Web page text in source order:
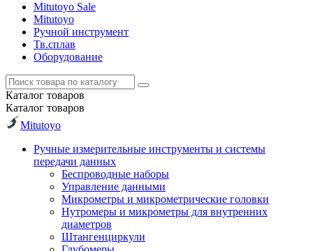
Mitutoyo Sale
Mitutoyo
Ручной инструмент
Тв.сплав
Оборудование
Каталог товаров
Каталог товаров
Mitutoyo
Ручные измерительные инструменты и системы
передачи данных
Беспроводные наборы
Управление данными
Микрометры и микрометрические головки
Нутромеры и микрометры для внутренних
диаметров
Штангенциркули